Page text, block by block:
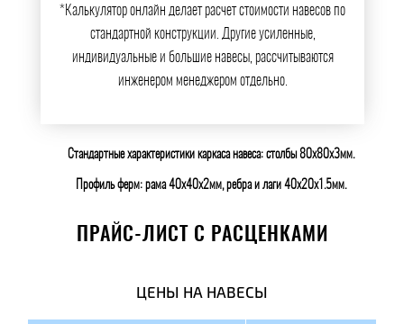
*Калькулятор онлайн делает расчет стоимости навесов по
стандартной конструкции. Другие усиленные,
индивидуальные и большие навесы, рассчитываются
инженером менеджером отдельно.
Стандартные характеристики каркаса навеса: столбы 80х80х3мм.
Профиль ферм: рама 40х40х2мм, ребра и лаги 40х20х1.5мм.
ПРАЙС-ЛИСТ С РАСЦЕНКАМИ
ЦЕНЫ НА НАВЕСЫ